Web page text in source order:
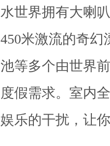
水世界拥有大喇
450米激流的奇
池等多个由世界
度假需求。 室内
娱乐的干扰，让